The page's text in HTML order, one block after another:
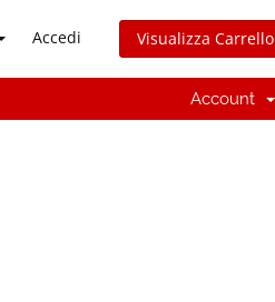
Accedi Visualizza Carrello
Account